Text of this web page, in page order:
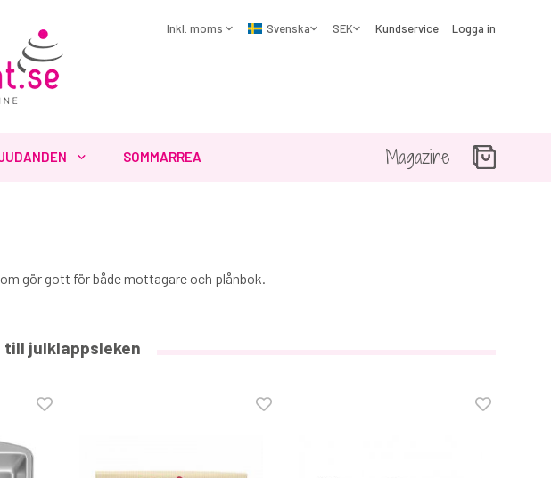
Kundservice Logga in
SOMMARREA Magazine
gör gott för både mottagare och plånbok.
till julklappsleken